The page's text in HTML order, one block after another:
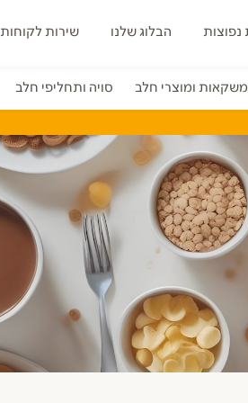
הבלוג שלנו שירות לקוחות
משקאות ומוצרי חלב סויה ותחליפי חלב